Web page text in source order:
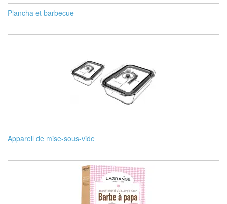
Plancha et barbecue
Appareil de mise-sous-vide